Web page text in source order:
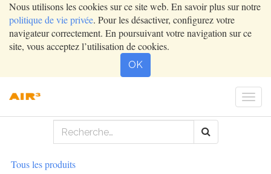
Nous utilisons les cookies sur ce site web. En savoir plus sur notre
politique de vie privée. Pour les désactiver, configurez votre
navigateur correctement. En poursuivant votre navigation sur ce
site, vous acceptez l’utilisation de cookies.
OK
Tous les produits